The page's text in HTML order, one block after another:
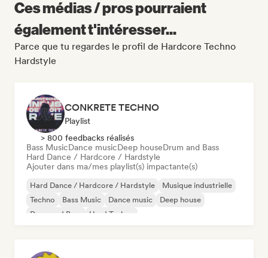
Ces médias / pros pourraient
également t'intéresser...
Parce que tu regardes le profil de Hardcore Techno
Hardstyle
CONKRETE TECHNO
Playlist
> 800 feedbacks réalisés
Bass MusicDance musicDeep houseDrum and Bass
Hard Dance / Hardcore / Hardstyle
Ajouter dans ma/mes playlist(s) impactante(s)
Hard Dance / Hardcore / Hardstyle
Musique industrielle
Techno
Bass Music Dance music
Deep house
Drum and Bass
Hard Techno